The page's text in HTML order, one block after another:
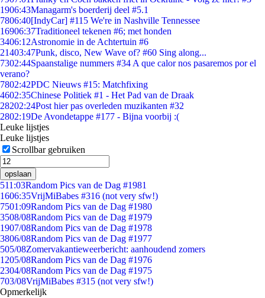
1906:43Managarm's boerderij deel #5.1
7806:40[IndyCar] #115 We're in Nashville Tennessee
16906:37Traditioneel tekenen #6; met honden
3406:12Astronomie in de Achtertuin #6
21403:47Punk, disco, New Wave of? #60 Sing along...
7302:44Spaanstalige nummers #34 A que calor nos pasaremos por el
verano?
7802:42PDC Nieuws #15: Matchfixing
4602:35Chinese Politiek #1 - Het Pad van de Draak
28202:24Post hier pas overleden muzikanten #32
2802:19De Avondetappe #177 - Bijna voorbij :(
Leuke lijstjes
Leuke lijstjes
Scrollbar gebruiken
opslaan
511:03Random Pics van de Dag #1981
1606:35VrijMiBabes #316 (not very sfw!)
7501:09Random Pics van de Dag #1980
3508/08Random Pics van de Dag #1979
1907/08Random Pics van de Dag #1978
3806/08Random Pics van de Dag #1977
505/08Zomervakantieweerbericht: aanhoudend zomers
1205/08Random Pics van de Dag #1976
2304/08Random Pics van de Dag #1975
703/08VrijMiBabes #315 (not very sfw!)
Opmerkelijk